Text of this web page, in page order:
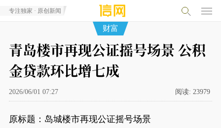
专注独家 · 原创新闻
财富
青岛楼市再现公证摇号场景 公积
金贷款环比增七成
2026/06/01 07:27 阅读: 23979
原标题：岛城楼市再现公证摇号场景